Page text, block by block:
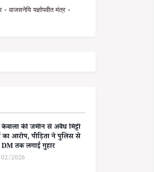
वाजसनेयि यज्ञोपवीत मंत्र -
केवाला की जमीन से अवैध मिट्टी
का आरोप, पीड़िता ने पुलिस से
तक लगाई गुहार
2026